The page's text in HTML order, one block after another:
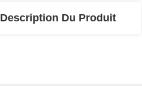
Description Du Produit